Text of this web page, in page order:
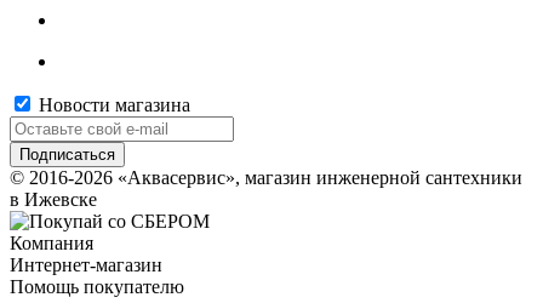
Новости магазина
© 2016-2026 «Аквасервис», магазин инженерной сантехники
в Ижевске
Компания
Интернет-магазин
Помощь покупателю